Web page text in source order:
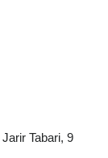
Tabari, 9